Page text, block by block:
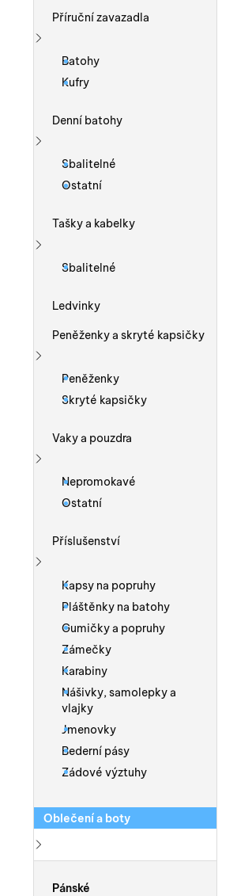
Příruční zavazadla
Zobrazit více
Batohy
Kufry
Denní batohy
Zobrazit více
Sbalitelné
Ostatní
Tašky a kabelky
Zobrazit více
Sbalitelné
Ledvinky
Peněženky a skryté kapsičky
Zobrazit více
Peněženky
Skryté kapsičky
Vaky a pouzdra
Zobrazit více
Nepromokavé
Ostatní
Příslušenství
Kapsy na popruhy
Pláštěnky na batohy
Gumičky a popruhy
Zámečky
Karabiny
Nášivky, samolepky a
vlajky
Jmenovky
Bederní pásy
Zádové výztuhy
Oblečení a boty
Pánské